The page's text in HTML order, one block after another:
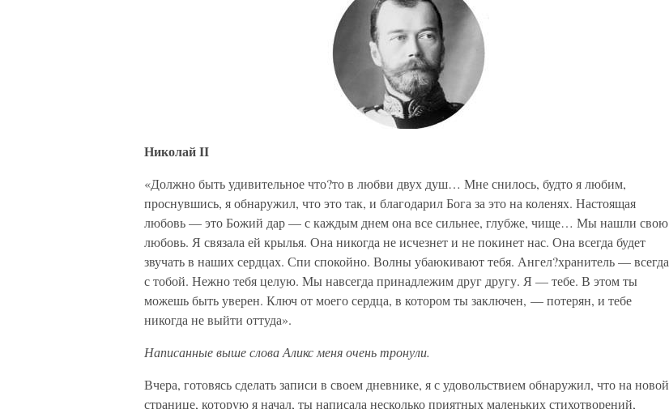
Николай II
«Должно быть удивительное что?то в любви двух душ… Мне снилось, будто я любим,
проснувшись, я обнаружил, что это так, и благодарил Бога за это на коленях. Настоящая
любовь — это Божий дар — с каждым днем она все сильнее, глубже, чище… Мы нашли свою
любовь. Я связала ей крылья. Она никогда не исчезнет и не покинет нас. Она всегда будет
звучать в наших сердцах. Спи спокойно. Волны убаюкивают тебя. Ангел?хранитель — всегда
с тобой. Нежно тебя целую. Мы навсегда принадлежим друг другу. Я — тебе. В этом ты
можешь быть уверен. Ключ от моего сердца, в котором ты заключен, — потерян, и тебе
никогда не выйти оттуда».
Написанные выше слова Аликс меня очень тронули.
Вчера, готовясь сделать записи в своем дневнике, я с удовольствием обнаружил, что на новой
странице, которую я начал, ты написала несколько приятных маленьких стихотворений,